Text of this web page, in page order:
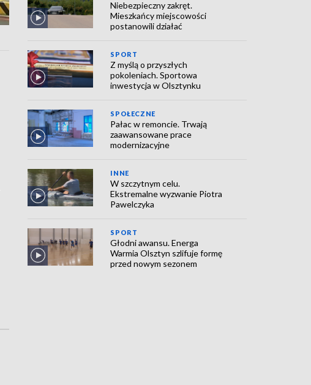
Niebezpieczny zakręt.
Mieszkańcy miejscowości
postanowili działać
SPORT
Z myślą o przyszłych
pokoleniach. Sportowa
inwestycja w Olsztynku
SPOŁECZNE
Pałac w remoncie. Trwają
zaawansowane prace
modernizacyjne
INNE
W szczytnym celu.
Ekstremalne wyzwanie Piotra
Pawelczyka
SPORT
Głodni awansu. Energa
Warmia Olsztyn szlifuje formę
przed nowym sezonem